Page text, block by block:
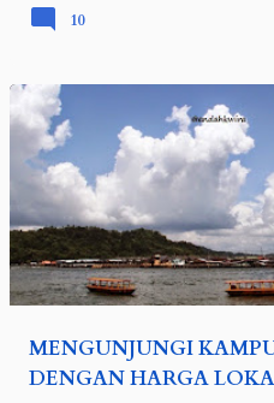
10
MENGUNJUNGI
DENGAN HARGA